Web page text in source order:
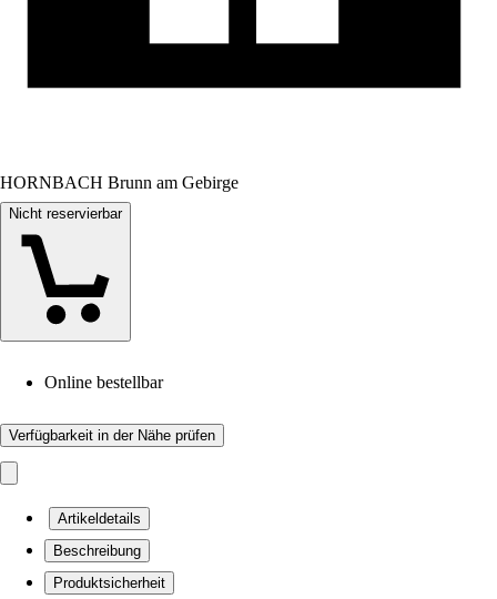
HORNBACH Brunn am Gebirge
Nicht reservierbar
Online bestellbar
Verfügbarkeit in der Nähe prüfen
Artikeldetails
Beschreibung
Produktsicherheit